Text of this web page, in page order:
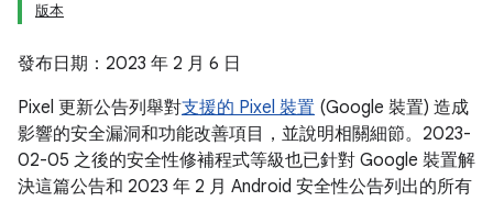
版本
發布日期：2023 年 2 月 6 日
Pixel 更新公告列舉對支援的 Pixel 裝置 (Google 裝置) 造成
影響的安全漏洞和功能改善項目，並說明相關細節。2023-
02-05 之後的安全性修補程式等級也已針對 Google 裝置解
決這篇公告和 2023 年 2 月 Android 安全性公告列出的所有